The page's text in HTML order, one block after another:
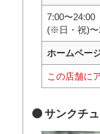
7:00〜24:00
(※日・祝)〜
ホームペー
この店舗に
サンクチ